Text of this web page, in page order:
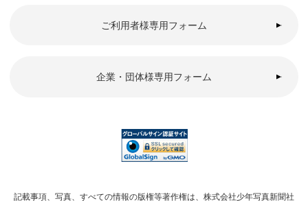
ご利用者様専用フォーム
企業・団体様専用フォーム
記載事項、写真、すべての情報の版権等著作権は、株式会社少年写真新聞社